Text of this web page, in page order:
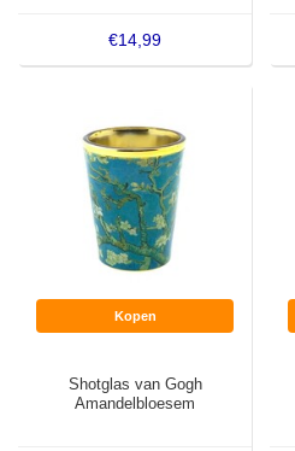
€14,99
Kopen
Shotglas van Gogh
Amandelbloesem